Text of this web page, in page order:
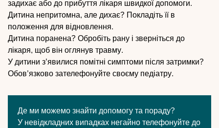
задихає або до прибуття лікаря швидкої допомоги.
Дитина непритомна, але дихає? Покладіть її в
положення для відновлення.
Дитина поранена? Обробіть рану і зверніться до
лікаря, щоб він оглянув травму.
У дитини з'явилися помітні симптоми після затримки?
Обов'язково зателефонуйте своєму педіатру.
Де ми можемо знайти допомогу та пораду?
У невідкладних випадках негайно телефонуйте до